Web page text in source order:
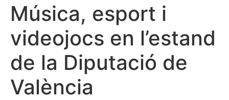
Música, esport i
videojocs en l’estand
de la Diputació de
València